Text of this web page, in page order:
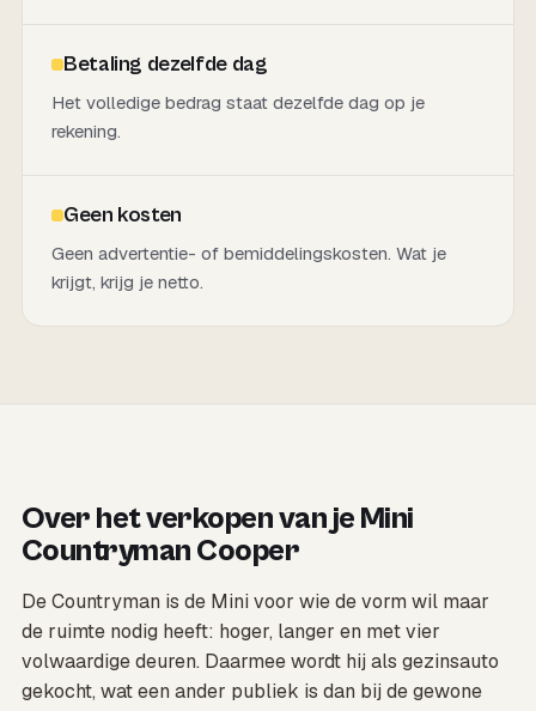
Betaling dezelfde dag
Het volledige bedrag staat dezelfde dag op je
rekening.
Geen kosten
Geen advertentie- of bemiddelingskosten. Wat je
krijgt, krijg je netto.
Over het verkopen van je Mini
Countryman Cooper
De Countryman is de Mini voor wie de vorm wil maar
de ruimte nodig heeft: hoger, langer en met vier
volwaardige deuren. Daarmee wordt hij als gezinsauto
gekocht, wat een ander publiek is dan bij de gewone